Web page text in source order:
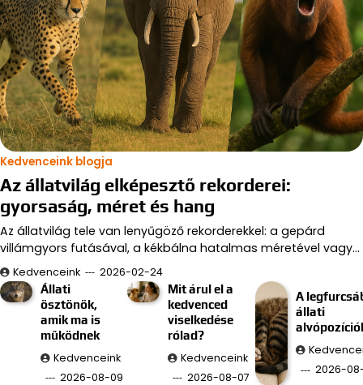
Kedvenceink blogja
Az állatvilág elképesztő rekorderei:
gyorsaság, méret és hang
Az állatvilág tele van lenyűgöző rekorderekkel: a gepárd
villámgyors futásával, a kékbálna hatalmas méretével vagy…
Kedvenceink
2026-02-24
Állati
ösztönök,
amik ma is
működnek
Kedvenceink
2026-08-09
Mit árul el a
kedvenced
viselkedése
rólad?
Kedvenceink
2026-08-07
A
állati
2026-